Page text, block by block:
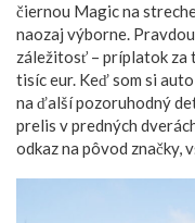
čiernou Magic na
naozaj výborne.
záležitosť – príplatok za
tisíc eur. Keď som si
na ďalší pozoruhodný
prelis v predných
odkaz na pôvod značky,